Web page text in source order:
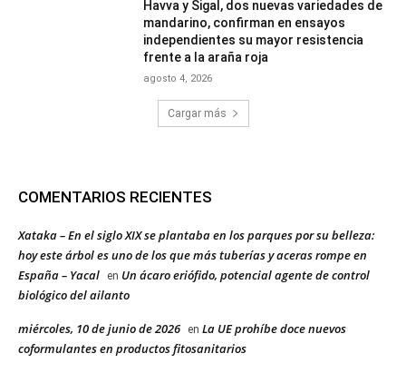
Havva y Sigal, dos nuevas variedades de
mandarino, confirman en ensayos
independientes su mayor resistencia
frente a la araña roja
agosto 4, 2026
Cargar más
COMENTARIOS RECIENTES
Xataka – En el siglo XIX se plantaba en los parques por su belleza:
hoy este árbol es uno de los que más tuberías y aceras rompe en
España – Yacal
en Un ácaro eriófido, potencial agente de control
biológico del ailanto
miércoles, 10 de junio de 2026 en La UE prohíbe doce nuevos
coformulantes en productos fitosanitarios